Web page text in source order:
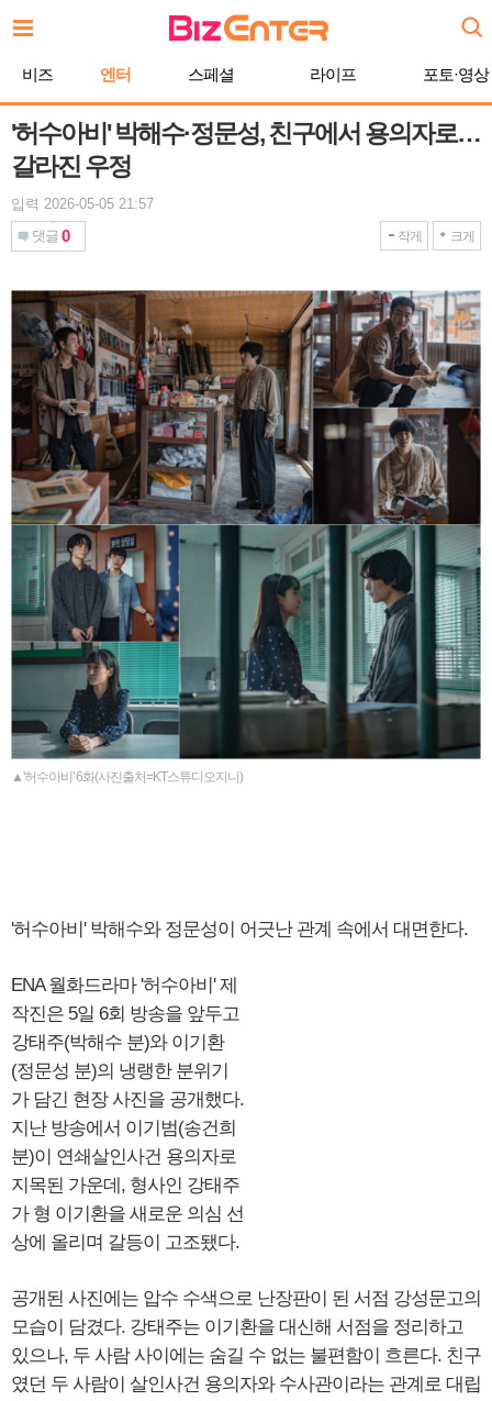
문
비즈 엔터 스페셜 라이프 포토·영상
'허수아비' 박해수·정문성, 친구에서 용의자로…
갈라진 우정
입력 2026-05-05 21:57
댓글 0 작게 크게
▲'허수아비' 6화(사진출처=KT스튜디오지니)
'허수아비' 박해수와 정문성이 어긋난 관계 속에서 대면한다.
ENA 월화드라마 '허수아비' 제
작진은 5일 6회 방송을 앞두고
강태주(박해수 분)와 이기환
(정문성 분)의 냉랭한 분위기
가 담긴 현장 사진을 공개했다.
지난 방송에서 이기범(송건희
분)이 연쇄살인사건 용의자로
지목된 가운데, 형사인 강태주
가 형 이기환을 새로운 의심 선
상에 올리며 갈등이 고조됐다.
공개된 사진에는 압수 수색으로 난장판이 된 서점 강성문고의
모습이 담겼다. 강태주는 이기환을 대신해 서점을 정리하고
있으나, 두 사람 사이에는 숨길 수 없는 불편함이 흐른다. 친구
였던 두 사람이 살인사건 용의자와 수사관이라는 관계로 대립